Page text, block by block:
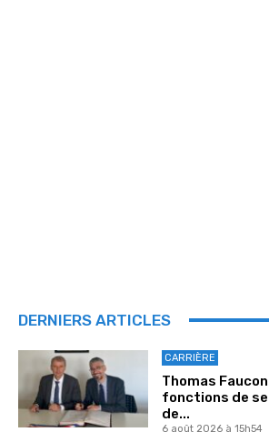
DERNIERS ARTICLES
CARRIÈRE
Thomas
fonctions de
de...
6 août 2026 à 15h54